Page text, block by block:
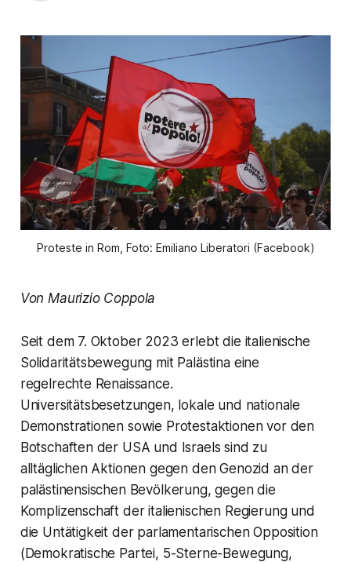
Proteste in Rom, Foto: Emiliano Liberatori (Facebook)
Von Maurizio Coppola
Seit dem 7. Oktober 2023 erlebt die italienische
Solidaritätsbewegung mit Palästina eine
regelrechte Renaissance.
Universitätsbesetzungen, lokale und nationale
Demonstrationen sowie Protestaktionen vor den
Botschaften der USA und Israels sind zu
alltäglichen Aktionen gegen den Genozid an der
palästinensischen Bevölkerung, gegen die
Komplizenschaft der italienischen Regierung und
die Untätigkeit der parlamentarischen Opposition
(Demokratische Partei, 5-Sterne-Bewegung,